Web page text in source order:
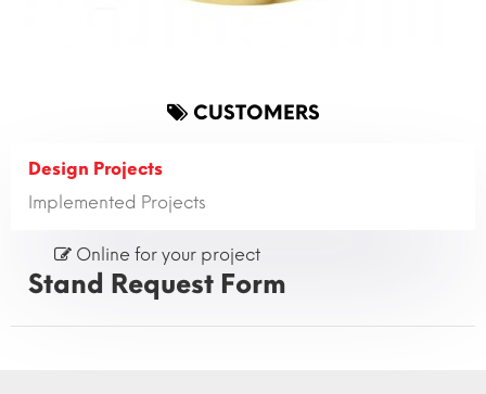
CUSTOMERS
Design Projects
Implemented Projects
Online for your project
Stand Request Form